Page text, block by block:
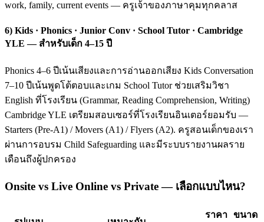
work, family, current events — ครูเจ้าของภาษาคุมทุกคลาส
6) Kids · Phonics · Junior Conv · School Tutor · Cambridge
YLE — สำหรับเด็ก 4–15 ปี
Phonics 4–6 ปีเน้นเสียงและการอ่านออกเสียง Kids Conversation
7–10 ปีเน้นพูดโต้ตอบและเกม School Tutor ช่วยเสริมวิชา
English ที่โรงเรียน (Grammar, Reading Comprehension, Writing)
Cambridge YLE เตรียมสอบเซอร์ที่โรงเรียนอินเตอร์ยอมรับ —
Starters (Pre-A1) / Movers (A1) / Flyers (A2). ครูสอนเด็กของเรา
ผ่านการอบรม Child Safeguarding และมีระบบรายงานผลราย
เดือนถึงผู้ปกครอง
Onsite vs Live Online vs Private — เลือกแบบไหน?
ราคา ขนาด